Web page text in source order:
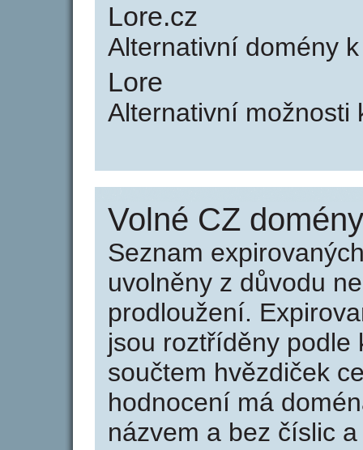
Lore.cz
Alternativní domény
Lore
Alternativní možnosti
Volné CZ
Seznam
uvolněny z důvodu
prodloužení.
jsou roztříděny podle
součtem hvězdiček
hodnocení má
názvem a bez číslic